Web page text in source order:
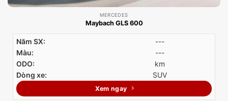
MERCEDES
Maybach GLS 600
Năm SX:
---
Màu:
---
ODO:
km
Dòng xe:
SUV
Xem ngay